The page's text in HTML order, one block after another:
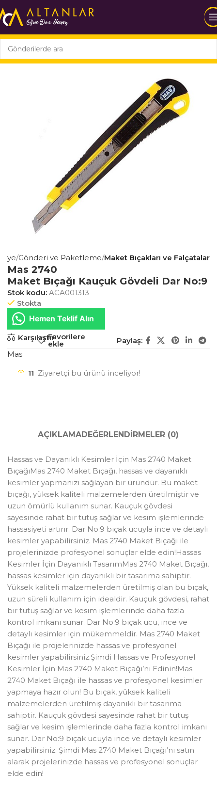
Gönderi ve Paketleme Maket Bıçakları ve Falçatalar
Mas 2740
Maket Bıçağı Kauçuk Gövdeli Dar No:9
Stok kodu: ACA001313
Stokta
Hemen Teklif Alın
KarşılaştırFavorilere
ekle
Paylaş:
Mas
11 Ziyaretçi bu ürünü inceliyor!
AÇIKLAMADEĞERLENDIRMELER (0)
Hassas ve Dayanıklı Kesimler İçin Mas 2740 Maket
BıçağıMas 2740 Maket Bıçağı, hassas ve dayanıklı
kesimler yapmanızı sağlayan bir üründür. Bu maket
bıçağı, yüksek kaliteli malzemelerden üretilmiştir ve
uzun ömürlü kullanım sunar. Kauçuk gövdesi
sayesinde rahat bir tutuş sağlar ve kesim işlemlerinde
hassasiyeti artırır. Dar No:9 bıçak ucuyla ince ve detaylı
kesimler yapabilirsiniz. Mas 2740 Maket Bıçağı ile
projelerinizde profesyonel sonuçlar elde edin!Hassas
Kesimler İçin Dayanıklı TasarımMas 2740 Maket Bıçağı,
hassas kesimler için dayanıklı bir tasarıma sahiptir.
Yüksek kaliteli malzemelerden üretilmiş olan bu bıçak,
uzun süreli kullanım için idealdir. Kauçuk gövdesi, rahat
bir tutuş sağlar ve kesim işlemlerinde daha fazla
kontrol imkanı sunar. Dar No:9 bıçak ucu, ince ve
detaylı kesimler için mükemmeldir. Mas 2740 Maket
Bıçağı ile projelerinizde hassas ve profesyonel
kesimler yapabilirsiniz.Şimdi Hassas ve Profesyonel
Kesimler İçin Mas 2740 Maket Bıçağı’nı Edinin!Mas
2740 Maket Bıçağı ile hassas ve profesyonel kesimler
yapmaya hazır olun! Bu bıçak, yüksek kaliteli
malzemelerden üretilmiş dayanıklı bir tasarıma
sahiptir. Kauçuk gövdesi sayesinde rahat bir tutuş
sağlar ve kesim işlemlerinde daha fazla kontrol imkanı
sunar. Dar No:9 bıçak ucuyla ince ve detaylı kesimler
yapabilirsiniz. Şimdi Mas 2740 Maket Bıçağı’nı satın
alarak projelerinizde hassas ve profesyonel sonuçlar
elde edin!